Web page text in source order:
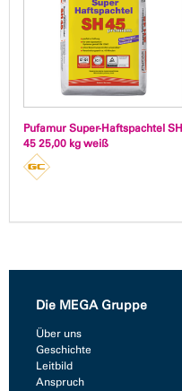
Pufamur Super-Haftspachtel SH
45 25,00 kg weiß
Die MEGA Gruppe
Über uns
Geschichte
Leitbild
Anspruch